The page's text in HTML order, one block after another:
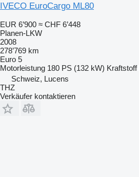
IVECO EuroCargo ML80
EUR 6’900 ≈ CHF 6’448
Planen-LKW
2008
278’769 km
Euro 5
Motorleistung 180 PS (132 kW) Kraftstoff
Schweiz, Lucens
THZ
Verkäufer kontaktieren